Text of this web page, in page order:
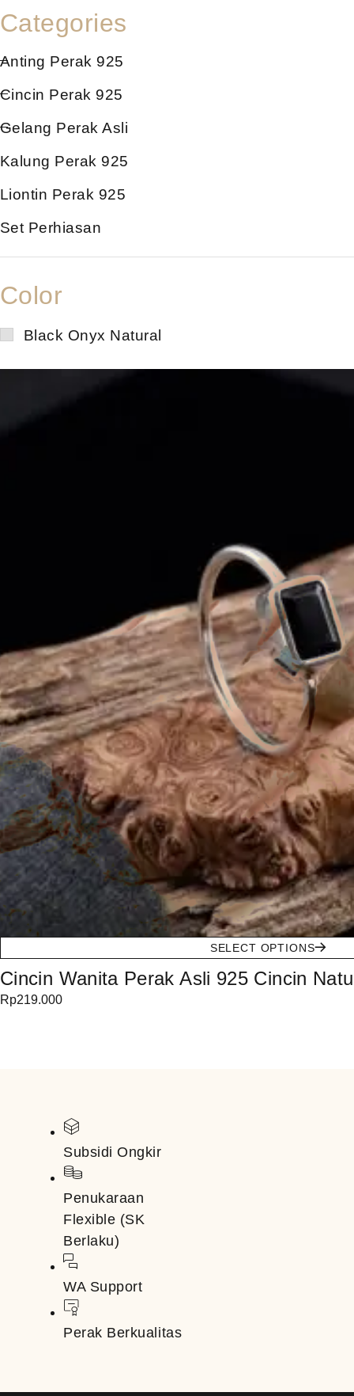
Categories
Anting Perak 925
Cincin Perak 925
Gelang Perak Asli
Kalung Perak 925
Liontin Perak 925
Set Perhiasan
Color
Black Onyx Natural
SELECT OPTIONS
Cincin Wanita Perak Asli 925 Cincin
Rp219.000
Subsidi Ongkir
Penukaraan
Flexible (SK
Berlaku)
WA Support
Perak Berkualitas